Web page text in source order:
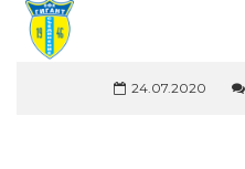
24.07.2020